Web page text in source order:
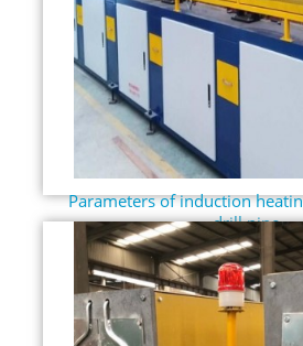
Parameters of induction
drill pipe